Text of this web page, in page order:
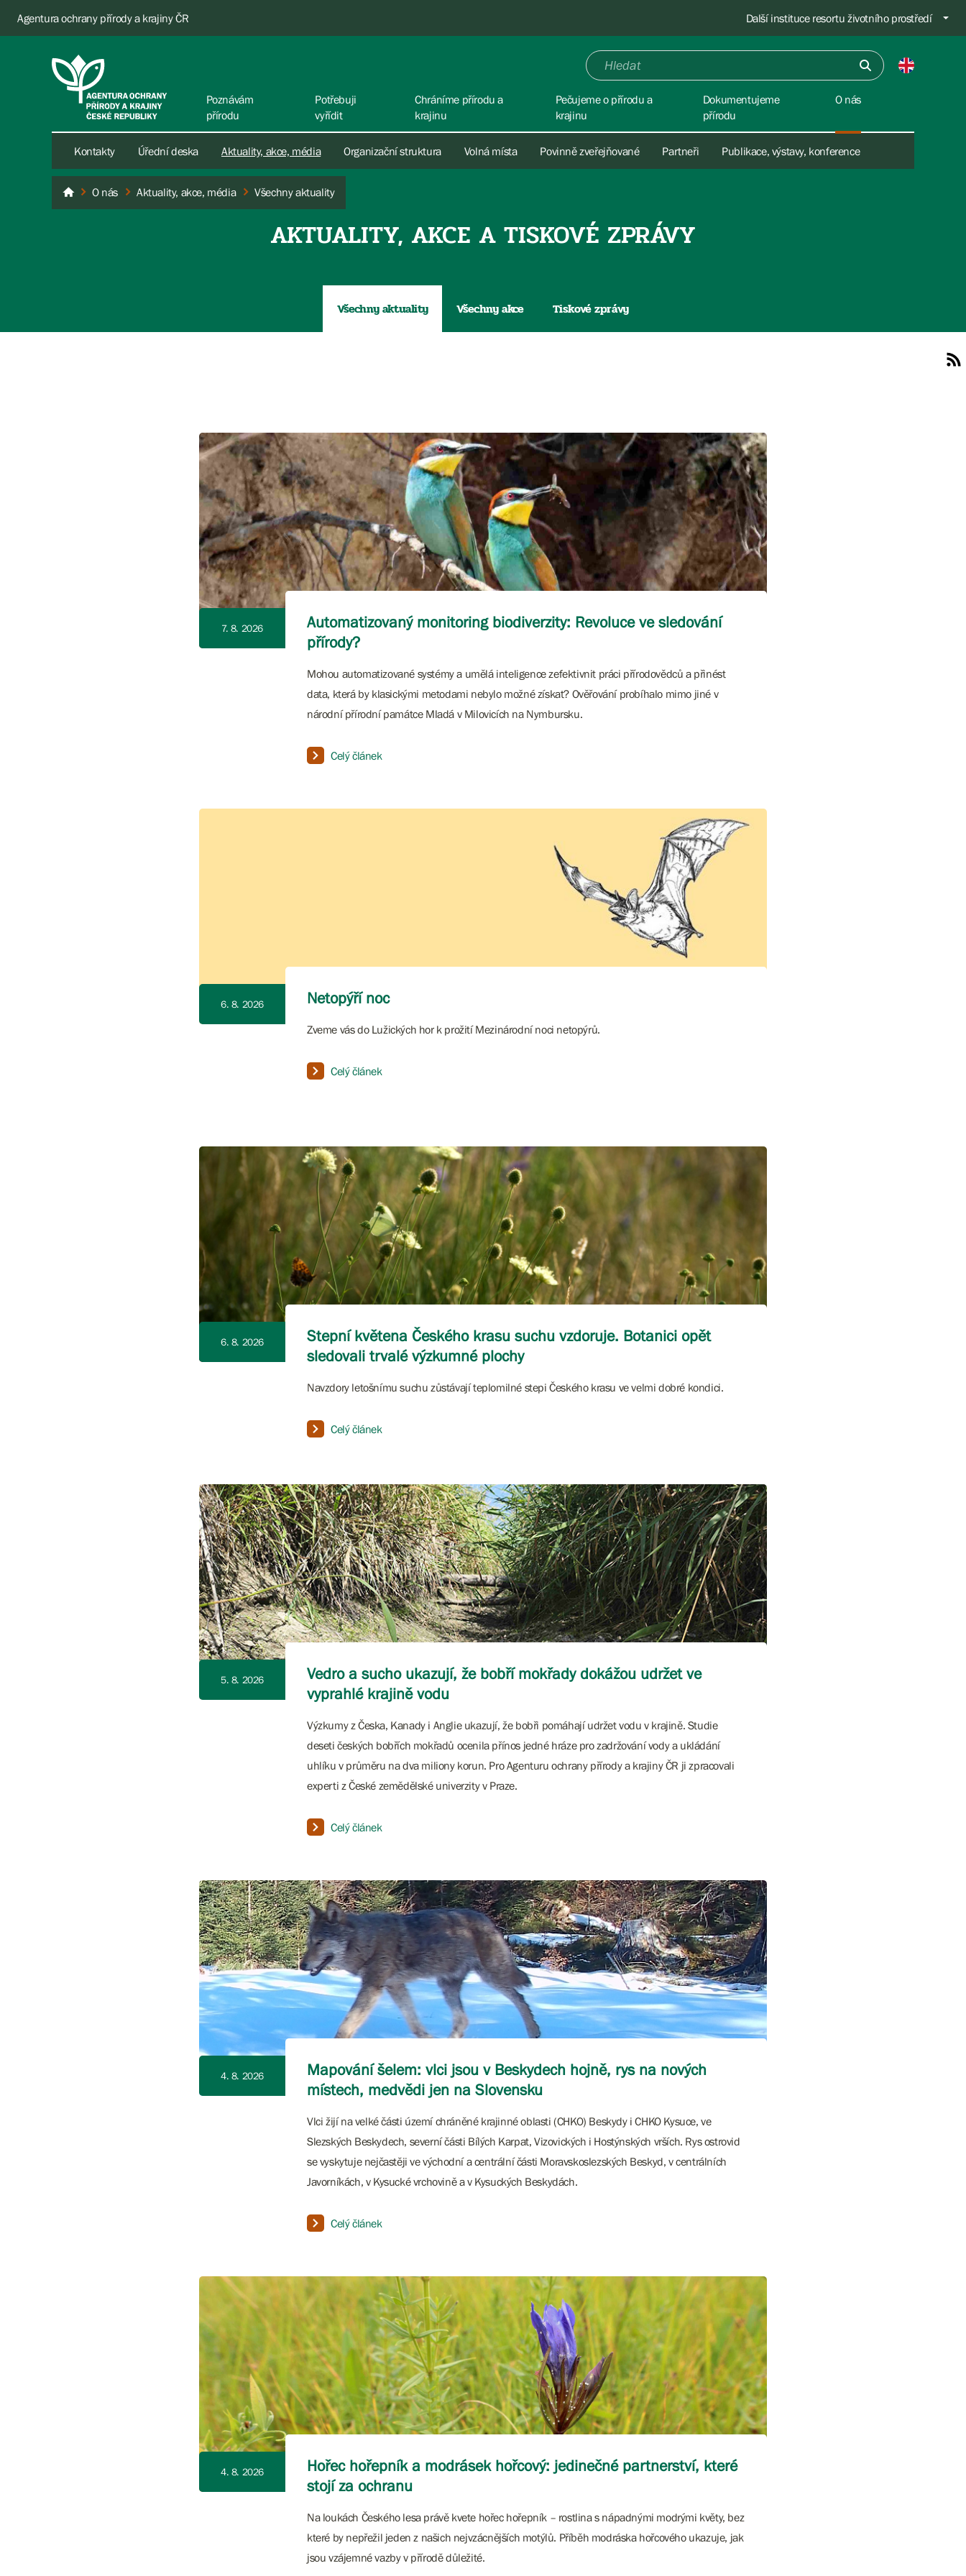
Agentura ochrany přírody a krajiny ČR Další instituce resortu životního prostředí
Poznávám
přírodu
Potřebuji
vyřídit
Chráníme přírodu a
krajinu
Pečujeme o přírodu a
krajinu
Dokumentujeme
přírodu
O nás
Kontakty Úřední deska Aktuality, akce, média Organizační struktura Volná místa Povinně zveřejňované Partneři Publikace, výstavy, konference
AOPK ČR
O nás Aktuality, akce, média Všechny aktuality
AKTUALITY, AKCE A TISKOVÉ ZPRÁVY
Všechny aktuality Všechny akce Tiskové zprávy
7. 8. 2026
Automatizovaný monitoring biodiverzity: Revoluce ve sledování
přírody?
Mohou automatizované systémy a umělá inteligence zefektivnit práci přírodovědců a přinést
data, která by klasickými metodami nebylo možné získat? Ověřování probíhalo mimo jiné v
národní přírodní památce Mladá v Milovicích na Nymbursku.
Celý článek
6. 8. 2026 Netopýří noc
Zveme vás do Lužických hor k prožití Mezinárodní noci netopýrů.
Celý článek
6. 8. 2026
Stepní květena Českého krasu suchu vzdoruje. Botanici opět
sledovali trvalé výzkumné plochy
Navzdory letošnímu suchu zůstávají teplomilné stepi Českého krasu ve velmi dobré kondici.
Celý článek
5. 8. 2026
Vedro a sucho ukazují, že bobří mokřady dokážou udržet ve
vyprahlé krajině vodu
Výzkumy z Česka, Kanady i Anglie ukazují, že bobři pomáhají udržet vodu v krajině. Studie
deseti českých bobřích mokřadů ocenila přínos jedné hráze pro zadržování vody a ukládání
uhlíku v průměru na dva miliony korun. Pro Agenturu ochrany přírody a krajiny ČR ji zpracovali
experti z České zemědělské univerzity v Praze.
Celý článek
4. 8. 2026
Mapování šelem: vlci jsou v Beskydech hojně, rys na nových
místech, medvědi jen na Slovensku
Vlci žijí na velké části území chráněné krajinné oblasti (CHKO) Beskydy i CHKO Kysuce, ve
Slezských Beskydech, severní části Bílých Karpat, Vizovických i Hostýnských vrších. Rys ostrovid
se vyskytuje nejčastěji ve východní a centrální části Moravskoslezských Beskyd, v centrálních
Javorníkách, v Kysucké vrchovině a v Kysuckých Beskydách.
Celý článek
4. 8. 2026
Hořec hořepník a modrásek hořcový: jedinečné partnerství, které
stojí za ochranu
Na loukách Českého lesa právě kvete hořec hořepník – rostlina s nápadnými modrými květy, bez
které by nepřežil jeden z našich nejvzácnějších motýlů. Příběh modráska hořcového ukazuje, jak
jsou vzájemné vazby v přírodě důležité.